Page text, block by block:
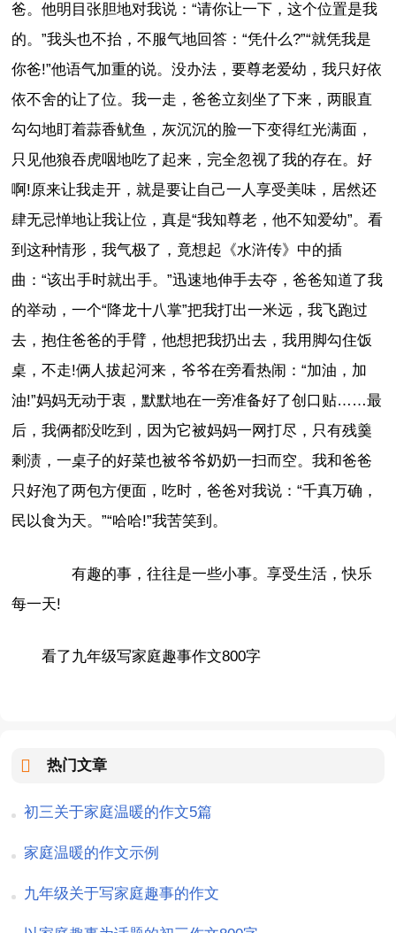
爸。他明目张胆地对我说：“请你让一下，这个位置是我
的。”我头也不抬，不服气地回答：“凭什么?”“就凭我是
你爸!”他语气加重的说。没办法，要尊老爱幼，我只好依
依不舍的让了位。我一走，爸爸立刻坐了下来，两眼直
勾勾地盯着蒜香鱿鱼，灰沉沉的脸一下变得红光满面，
只见他狼吞虎咽地吃了起来，完全忽视了我的存在。好
啊!原来让我走开，就是要让自己一人享受美味，居然还
肆无忌惮地让我让位，真是“我知尊老，他不知爱幼”。看
到这种情形，我气极了，竟想起《水浒传》中的插
曲：“该出手时就出手。”迅速地伸手去夺，爸爸知道了我
的举动，一个“降龙十八掌”把我打出一米远，我飞跑过
去，抱住爸爸的手臂，他想把我扔出去，我用脚勾住饭
桌，不走!俩人拔起河来，爷爷在旁看热闹：“加油，加
油!”妈妈无动于衷，默默地在一旁准备好了创口贴……最
后，我俩都没吃到，因为它被妈妈一网打尽，只有残羹
剩渍，一桌子的好菜也被爷爷奶奶一扫而空。我和爸爸
只好泡了两包方便面，吃时，爸爸对我说：“千真万确，
民以食为天。”“哈哈!”我苦笑到。
有趣的事，往往是一些小事。享受生活，快乐
每一天!
看了九年级写家庭趣事作文800字
热门文章
初三关于家庭温暖的作文5篇
家庭温暖的作文示例
九年级关于写家庭趣事的作文